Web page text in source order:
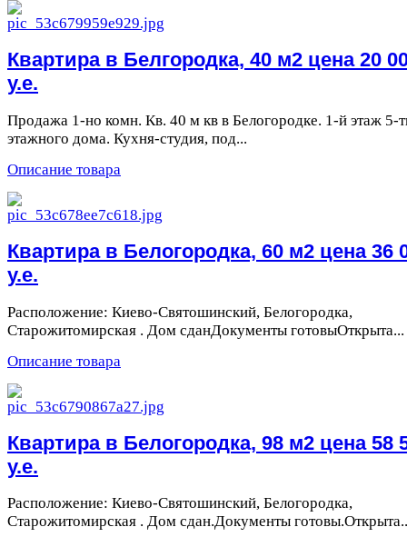
Квартира в Белгородка, 40 м2 цена 20
у.е.
Продажа 1-но комн. Кв. 40 м кв в Белогородке. 1-й этаж 5-
этажного дома. Кухня-студия, под...
Описание товара
Квартира в Белогородка, 60 м2 цена 36
у.е.
Расположение: Киево-Святошинский, Белогородка,
Старожитомирская . Дом сданДокументы готовыОткрыта...
Описание товара
Квартира в Белогородка, 98 м2 цена 58
у.е.
Расположение: Киево-Святошинский, Белогородка,
Старожитомирская . Дом сдан.Документы